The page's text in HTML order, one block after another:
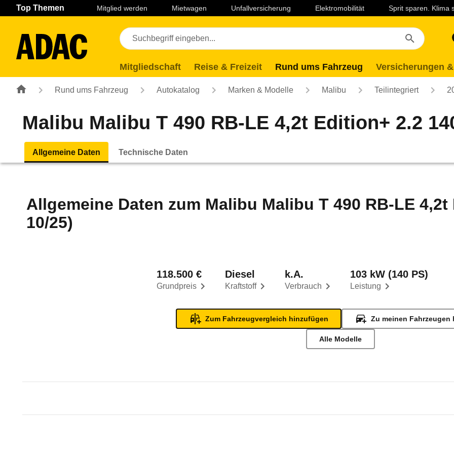
Navigation Seiteninhalt Fußzeile
Top Themen Mitglied werden Mietwagen Unfallversicherung Elektromobilität Sprit sparen. Klima
Mitgliedschaft Reise & Freizeit Rund ums Fahrzeug Versicherungen
Rund ums Fahrzeug Autokatalog Marken & Modelle Malibu Teilintegriert
Malibu Malibu T 490 RB-LE 4,2t Edition+ 2.2
Allgemeine Daten Technische Daten
Allgemeine Daten zum Malibu Malibu T 490 RB-LE
10/25)
Grundpreis
118.500 €
Kraftstoff
Diesel
Verbrauch
k.A.
Leistung
103 kW (140 PS)
Zum Fahrzeugvergleich hinzufügen Zu meinen Fahrzeugen
Alle Modelle